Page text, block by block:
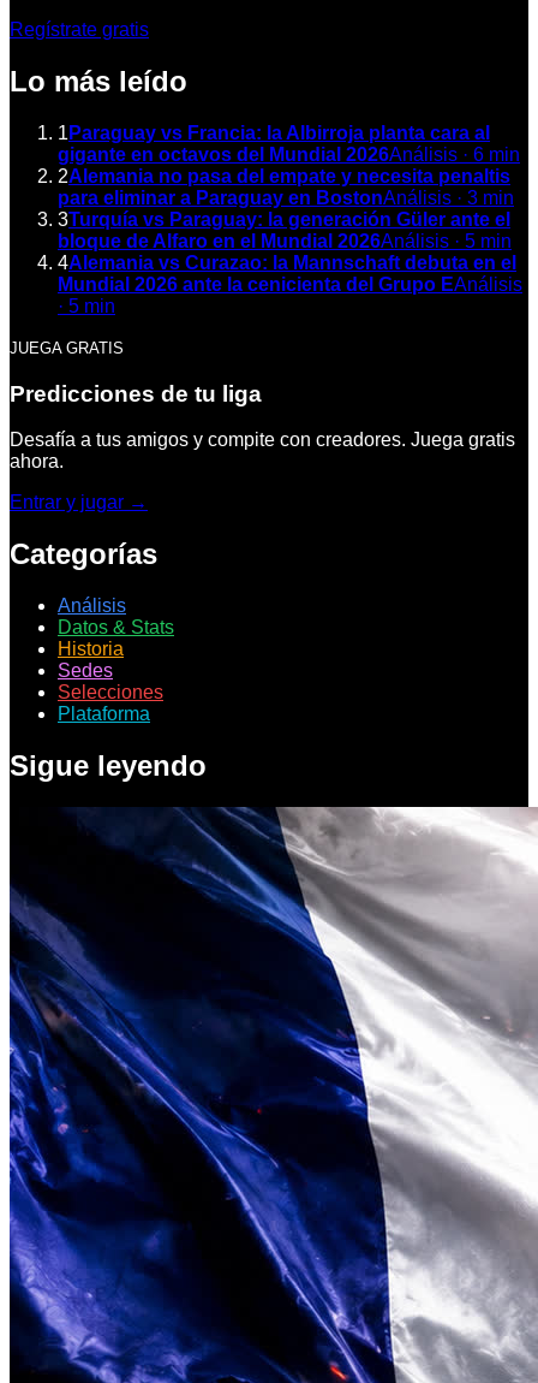
Regístrate gratis
Lo más leído
1 Paraguay vs Francia: la Albirroja planta cara al
gigante en octavos del Mundial 2026Análisis · 6 min
2Alemania no pasa del empate y necesita penaltis
para eliminar a Paraguay en BostonAnálisis · 3 min
3Turquía vs Paraguay: la generación Güler ante el
bloque de Alfaro en el Mundial 2026Análisis · 5 min
4Alemania vs Curazao: la Mannschaft debuta en el
Mundial 2026 ante la cenicienta del Grupo EAnálisis
· 5 min
JUEGA GRATIS
Predicciones de tu liga
Desafía a tus amigos y compite con creadores. Juega gratis
ahora.
Entrar y jugar →
Categorías
Análisis
Datos & Stats
Historia
Sedes
Selecciones
Plataforma
Sigue leyendo